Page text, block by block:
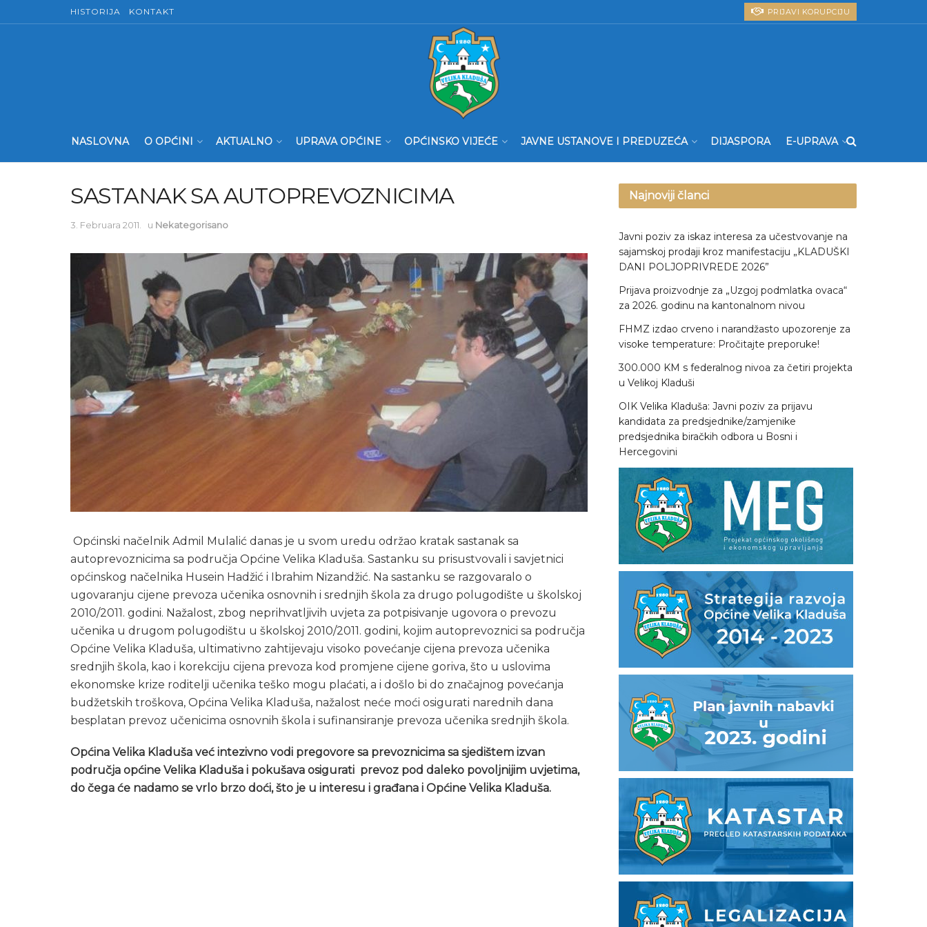
HISTORIJA KONTAKT PRIJAVI KORUPCIJU
NASLOVNA O OPĆINI AKTUALNO UPRAVA OPĆINE OPĆINSKO VIJEĆE JAVNE USTANOVE I PREDUZEĆA DIJASPORA E-UPRAVA
SASTANAK SA AUTOPREVOZNICIMA
3. Februara 2011. u Nekategorisano
Općinski načelnik Admil Mulalić danas je u svom uredu održao kratak sastanak sa
autoprevoznicima sa područja Općine Velika Kladuša. Sastanku su prisustvovali i savjetnici
općinskog načelnika Husein Hadžić i Ibrahim Nizandžić. Na sastanku se razgovaralo o
ugovaranju cijene prevoza učenika osnovnih i srednjih škola za drugo polugodište u školskoj
2010/2011. godini. Nažalost, zbog neprihvatljivih uvjeta za potpisivanje ugovora o prevozu
učenika u drugom polugodištu u školskoj 2010/2011. godini, kojim autoprevoznici sa područja
Općine Velika Kladuša, ultimativno zahtijevaju visoko povećanje cijena prevoza učenika
srednjih škola, kao i korekciju cijena prevoza kod promjene cijene goriva, što u uslovima
ekonomske krize roditelji učenika teško mogu plaćati, a i došlo bi do značajnog povećanja
budžetskih troškova, Općina Velika Kladuša, nažalost neće moći osigurati narednih dana
besplatan prevoz učenicima osnovnih škola i sufinansiranje prevoza učenika srednjih škola.
Općina Velika Kladuša već intezivno vodi pregovore sa prevoznicima sa sjedištem izvan
područja općine Velika Kladuša i pokušava osigurati prevoz pod daleko povoljnijim uvjetima,
do čega će nadamo se vrlo brzo doći, što je u interesu i građana i Općine Velika Kladuša.
Najnoviji članci
Javni poziv za iskaz interesa za učestvovanje na
sajamskoj prodaji kroz manifestaciju „KLADUŠKI
DANI POLJOPRIVREDE 2026”
Prijava proizvodnje za „Uzgoj podmlatka ovaca“
za 2026. godinu na kantonalnom nivou
FHMZ izdao crveno i narandžasto upozorenje za
visoke temperature: Pročitajte preporuke!
300.000 KM s federalnog nivoa za četiri projekta
u Velikoj Kladuši
OIK Velika Kladuša: Javni poziv za prijavu
kandidata za predsjednike/zamjenike
predsjednika biračkih odbora u Bosni i
Hercegovini